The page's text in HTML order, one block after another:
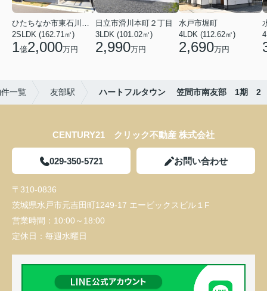
2SLDK (162.71㎡)
1億2,000万円
日立市滑川本町２丁目
3LDK (101.02㎡)
2,990万円
水戸市堀町
4LDK (112.62㎡)
2,690万円
一覧 友部駅 ハートフルタウン 笠間市南友部 1期 2
CENTURY21 クリック不動産 株式会社
029-350-5721 お問い合わせ
〒310-0836
茨城県水戸市元吉田町1249-17 エービックスビル１F
営業時間： 10:00～18:00
定休日： 毎週水曜日